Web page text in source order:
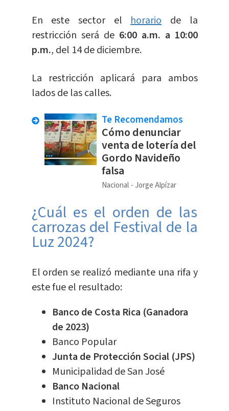
En este sector elhorario
de la
restricción será de6:00 a.m. a 10:00
p.m., del 14 de diciembre.
La restricción aplicará para ambos
lados de las calles.
Te Recomendamos
Cómo denunciar
venta de lotería del
Gordo Navideño
falsa
Nacional Jorge Alpízar
¿Cuál es el orden de las
carrozas del Festival de la
Luz 2024?
El orden se realizó mediante una rifa y
este fue el resultado:
Banco de Costa Rica (Ganadora
de 2023)
Banco Popular
Junta de Protección Social (JPS)
Municipalidad de San José
Banco Nacional
Instituto Nacional de Seguros